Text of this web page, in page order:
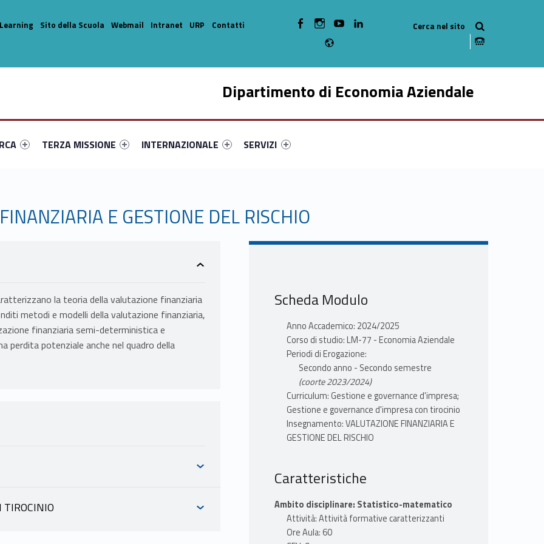
Dipartimento di Economia Aziendale
primary-45434-14
#link-menu-primary-86195-33
Link identifier #link-menu-primary-59251-44
TERZA MISSIONE
Link identifier #link-menu-primary-641-49
INTERNAZIONALE
Link identifier #link-menu-primary-47905-59
SERVIZI
Sito della Scuola Webmail Intranet URP
Contatti
WebMan on Facebook
WebMan on Instagram
WebMan on Youtube
E GESTIONE DEL RISCHIO
la teoria della valutazione finanziaria
metodi e modelli della valutazione finanziaria,
finanziaria semi-deterministica e
perdita potenziale anche nel quadro della
TIROCINIO
Scheda Modulo
Anno Accademico: 2024/2025
Corso di studio: LM-77 - Economia Aziendale
Periodi di Erogazione:
Secondo anno - Secondo semestre
(coorte 2023/2024)
Curriculum: Gestione e governance d'impresa;
Gestione e governance d'impresa con tirocinio
Insegnamento: VALUTAZIONE FINANZIARIA E
GESTIONE DEL RISCHIO
Caratteristiche
Ambito disciplinare: Statistico-matematico
Attività: Attività formative caratterizzanti
Ore Aula: 60